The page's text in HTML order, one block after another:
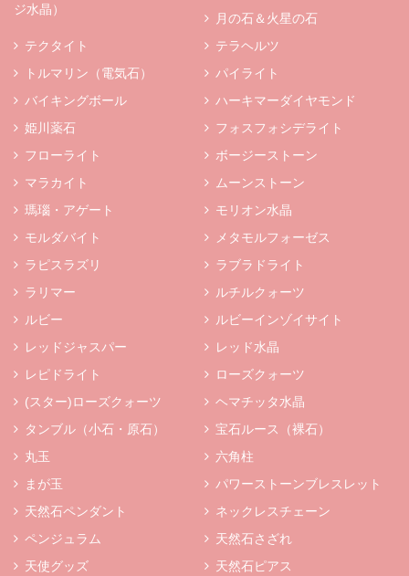
ジ水晶）
月の石＆火星の石
テクタイト
テラヘルツ
トルマリン（電気石）
パイライト
バイキングボール
ハーキマーダイヤモンド
姫川薬石
フォスフォシデライト
フローライト
ボージーストーン
マラカイト
ムーンストーン
瑪瑙・アゲート
モリオン水晶
モルダバイト
メタモルフォーゼス
ラピスラズリ
ラブラドライト
ラリマー
ルチルクォーツ
ルビー
ルビーインゾイサイト
レッドジャスパー
レッド水晶
レピドライト
ローズクォーツ
(スター)ローズクォーツ
ヘマチッタ水晶
タンブル（小石・原石）
宝石ルース（裸石）
丸玉
六角柱
まが玉
パワーストーンブレスレット
天然石ペンダント
ネックレスチェーン
ペンジュラム
天然石さざれ
天使グッズ
天然石ピアス